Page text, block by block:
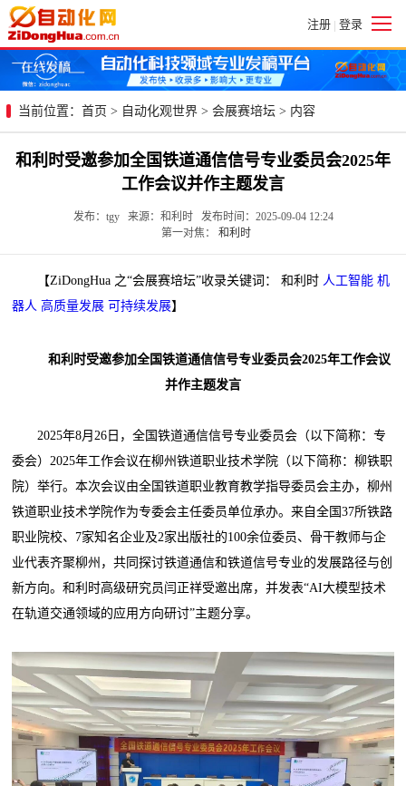
注册 | 登录
当前位置： 首页 > 自动化观世界 > 会展赛培坛 > 内容
和利时受邀参加全国铁道通信信号专业委员会2025年
工作会议并作主题发言
发布：tgy 来源：和利时 发布时间：2025-09-04 12:24
第一对焦： 和利时
【ZiDongHua 之“会展赛培坛”收录关键词： 和利时 人工智能 机
器人 高质量发展 可持续发展】
和利时受邀参加全国铁道通信信号专业委员会2025年工作会议
并作主题发言
2025年8月26日，全国铁道通信信号专业委员会（以下简称：专
委会）2025年工作会议在柳州铁道职业技术学院（以下简称：柳铁职
院）举行。本次会议由全国铁道职业教育教学指导委员会主办，柳州
铁道职业技术学院作为专委会主任委员单位承办。来自全国37所铁路
职业院校、7家知名企业及2家出版社的100余位委员、骨干教师与企
业代表齐聚柳州，共同探讨铁道通信和铁道信号专业的发展路径与创
新方向。和利时高级研究员闫正祥受邀出席，并发表“AI大模型技术
在轨道交通领域的应用方向研讨”主题分享。